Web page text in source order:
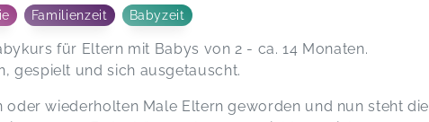
Familienzeit Babyzeit
für Eltern mit Babys von 2 - ca. 14 Monaten.
gespielt und sich ausgetauscht.
oder wiederholten Male Eltern geworden und nun steht die